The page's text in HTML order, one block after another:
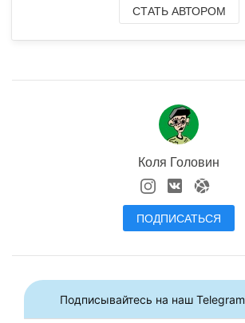
СТАТЬ АВТОРОМ
Коля Головин
ПОДПИСАТЬСЯ
Подписывайтесь на наш Telegram